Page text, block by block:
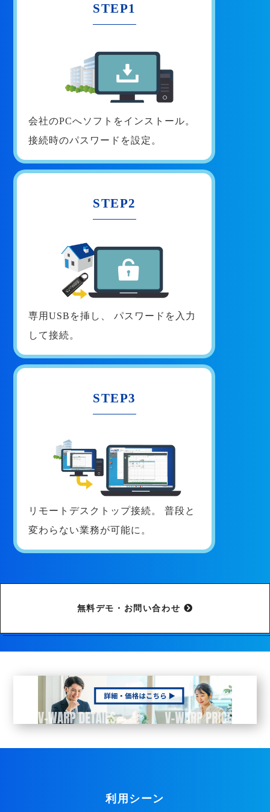
STEP1
会社のPCへソフトをインストール。
接続時のパスワードを設定。
STEP2
専用USBを挿し、
パスワードを入力
して接続。
STEP3
リモートデスクトップ接続。
普段と
変わらない業務が可能に。
無料デモ・お問い合わせ
利用シーン